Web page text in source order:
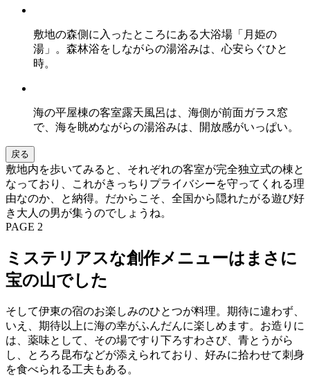
敷地の森側に入ったところにある大浴場「月姫の
湯」。森林浴をしながらの湯浴みは、心安らぐひと
時。
海の平屋棟の客室露天風呂は、海側が前面ガラス窓
で、海を眺めながらの湯浴みは、開放感がいっぱい。
戻る
敷地内を歩いてみると、それぞれの客室が完全独立式の棟と
なっており、これがきっちりプライバシーを守ってくれる理
由なのか、と納得。だからこそ、全国から隠れたがる遊び好
き大人の男が集うのでしょうね。
PAGE 2
ミステリアスな創作メニューはまさに
宝の山でした
そして伊東の宿のお楽しみのひとつが料理。期待に違わず、
いえ、期待以上に海の幸がふんだんに楽しめます。お造りに
は、薬味として、その場ですり下ろすわさび、青とうがら
し、とろろ昆布などが添えられており、好みに拾わせて刺身
を食べられる工夫もある。